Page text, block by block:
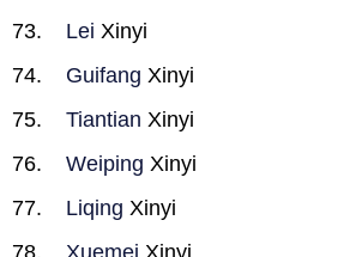
Lei Xinyi
Guifang Xinyi
Tiantian Xinyi
Weiping Xinyi
Liqing Xinyi
Xuemei Xinyi